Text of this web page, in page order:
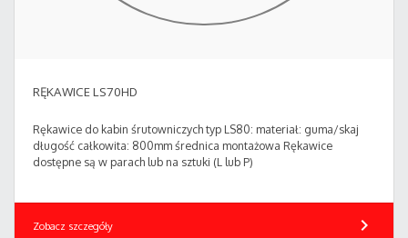
RĘKAWICE LS70HD
Rękawice do kabin śrutowniczych typ LS80: materiał: guma/skaj
długość całkowita: 800mm średnica montażowa Rękawice
dostępne są w parach lub na sztuki (L lub P)
Zobacz szczegóły chevron_right